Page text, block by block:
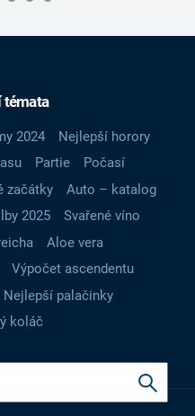
témata
2024
Nejlepší horory
Partie
Počasí
začátky
Auto – katalog
2025
Svařené víno
Aloe vera
Výpočet ascendentu
Nejlepší palačinky
koláč